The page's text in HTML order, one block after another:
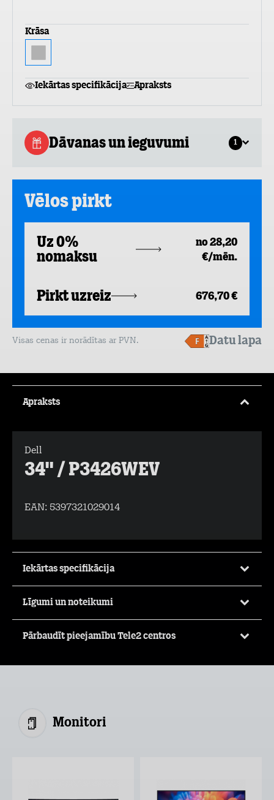
Krāsa
Iekārtas specifikācija Apraksts
Dāvanas un ieguvumi 1
Vēlos pirkt
Uz 0%
nomaksu
no 28,20
€/mēn.
Pirkt uzreiz 676,70 €
Visas cenas ir norādītas ar PVN. Datu lapa
Apraksts
Dell
34" / P3426WEV
EAN: 5397321029014
Iekārtas specifikācija
Līgumi un noteikumi
Pārbaudīt pieejamību Tele2 centros
Monitori